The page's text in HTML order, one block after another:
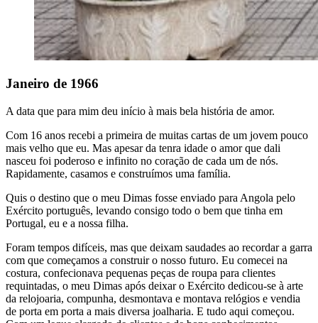
Janeiro de 1966
A data que para mim deu início à mais bela história de amor.
Com 16 anos recebi a primeira de muitas cartas de um jovem pouco
mais velho que eu. Mas apesar da tenra idade o amor que dali
nasceu foi poderoso e infinito no coração de cada um de nós.
Rapidamente, casamos e construímos uma família.
Quis o destino que o meu Dimas fosse enviado para Angola pelo
Exército português, levando consigo todo o bem que tinha em
Portugal, eu e a nossa filha.
Foram tempos difíceis, mas que deixam saudades ao recordar a garra
com que começamos a construir o nosso futuro. Eu comecei na
costura, confecionava pequenas peças de roupa para clientes
requintadas, o meu Dimas após deixar o Exército dedicou-se à arte
da relojoaria, compunha, desmontava e montava relógios e vendia
de porta em porta a mais diversa joalharia. E tudo aqui começou.